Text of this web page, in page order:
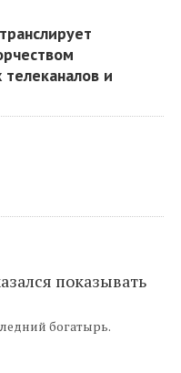
и
показывать
богатырь.